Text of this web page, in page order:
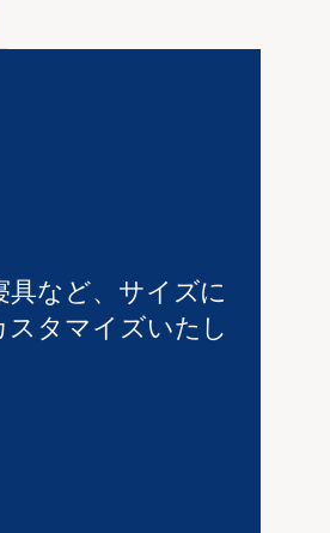
など、サイズに
タマイズいたし